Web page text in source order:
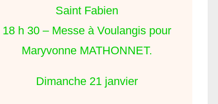
Saint Fabien
18 h 30 – Messe à Voulangis pour
Maryvonne MATHONNET.
Dimanche 21 janvier